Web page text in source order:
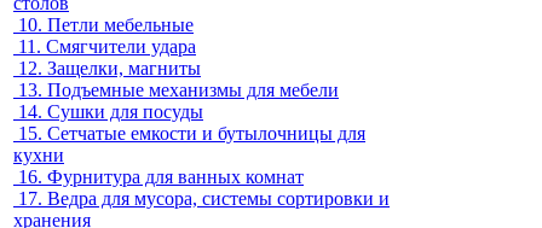
10. Петли мебельные
11. Смягчители удара
12. Защелки, магниты
13. Подъемные механизмы для мебели
14. Сушки для посуды
15. Сетчатые емкости и бутылочницы для
кухни
16. Фурнитура для ванных комнат
17. Ведра для мусора, системы сортировки и
хранения